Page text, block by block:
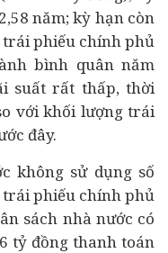
năm; kỳ hạn còn
phiếu chính phủ
bình quân năm
suất rất thấp, thời
với khối lượng trái
đây.
không sử dụng số
trái phiếu chính phủ
sách nhà nước có
tỷ đồng thanh toán